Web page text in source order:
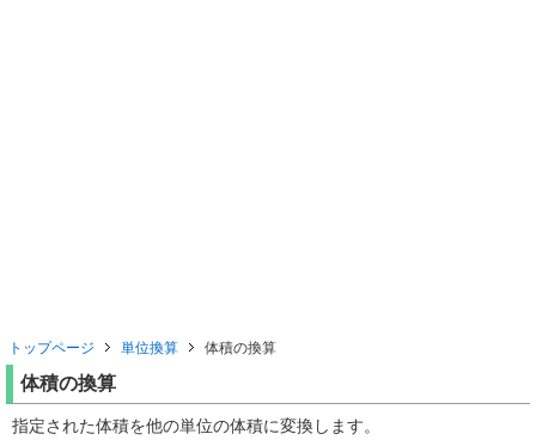
トップページ 単位換算 体積の換算
体積の換算
指定された体積を他の単位の体積に変換します。